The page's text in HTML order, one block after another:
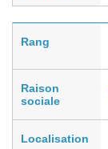
Rang
Raison
sociale
Localisation